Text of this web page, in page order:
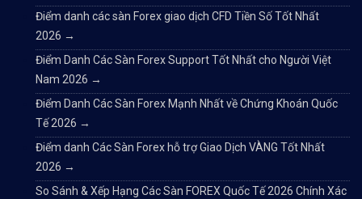
Điểm danh các sàn Forex giao dịch CFD Tiền Số Tốt Nhất
2026 →
Điểm Danh Các Sàn Forex Support Tốt Nhất cho Người Việt
Nam 2026 →
Điểm Danh Các Sàn Forex Mạnh Nhất về Chứng Khoán Quốc
Tế 2026 →
Điểm danh Các Sàn Forex hỗ trợ Giao Dịch VÀNG Tốt Nhất
2026 →
So Sánh & Xếp Hạng Các Sàn FOREX Quốc Tế 2026 Chính Xác